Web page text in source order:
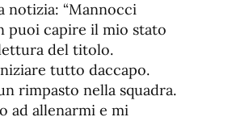
notizia: “Mannocci
puoi capire il mio stato
del titolo.
tutto daccapo.
rimpasto nella squadra.
ad allenarmi e mi